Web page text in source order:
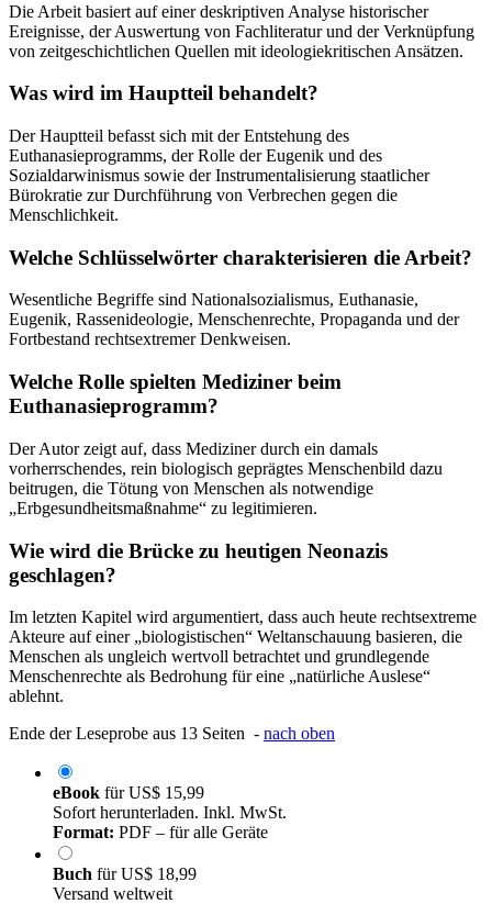
Die Arbeit basiert auf einer deskriptiven Analyse historischer
Ereignisse, der Auswertung von Fachliteratur und der Verknüpfung
von zeitgeschichtlichen Quellen mit ideologiekritischen Ansätzen.
Was wird im Hauptteil behandelt?
Der Hauptteil befasst sich mit der Entstehung des
Euthanasieprogramms, der Rolle der Eugenik und des
Sozialdarwinismus sowie der Instrumentalisierung staatlicher
Bürokratie zur Durchführung von Verbrechen gegen die
Menschlichkeit.
Welche Schlüsselwörter charakterisieren die Arbeit?
Wesentliche Begriffe sind Nationalsozialismus, Euthanasie,
Eugenik, Rassenideologie, Menschenrechte, Propaganda und der
Fortbestand rechtsextremer Denkweisen.
Welche Rolle spielten Mediziner beim
Euthanasieprogramm?
Der Autor zeigt auf, dass Mediziner durch ein damals
vorherrschendes, rein biologisch geprägtes Menschenbild dazu
beitrugen, die Tötung von Menschen als notwendige
„Erbgesundheitsmaßnahme“ zu legitimieren.
Wie wird die Brücke zu heutigen Neonazis
geschlagen?
Im letzten Kapitel wird argumentiert, dass auch heute rechtsextreme
Akteure auf einer „biologistischen“ Weltanschauung basieren, die
Menschen als ungleich wertvoll betrachtet und grundlegende
Menschenrechte als Bedrohung für eine „natürliche Auslese“
ablehnt.
Ende der Leseprobe aus 13 Seiten - nach oben
eBook fürUS$ 15,99
Sofort herunterladen. Inkl. MwSt.
Format: PDF – für alle Geräte
Buch fürUS$ 18,99
Versand weltweit